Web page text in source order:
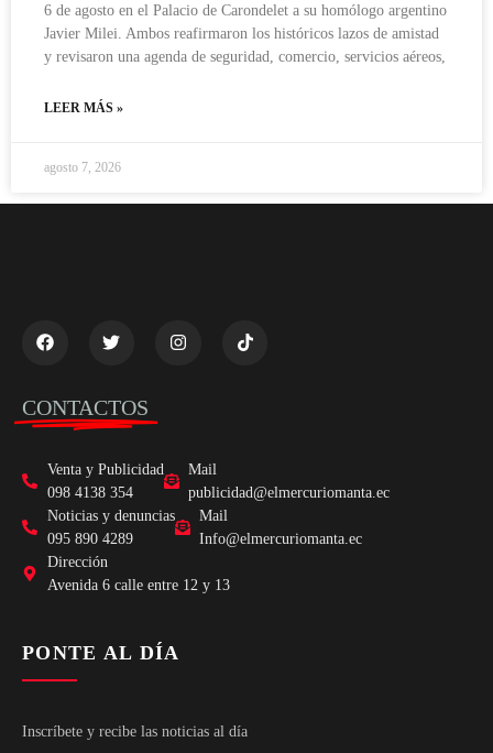
6 de agosto en el Palacio de Carondelet a su homólogo argentino
Javier Milei. Ambos reafirmaron los históricos lazos de amistad
y revisaron una agenda de seguridad, comercio, servicios aéreos,
LEER MÁS »
agosto 7, 2026
CONTACTOS
Venta y Publicidad
098 4138 354
Mail
publicidad@elmercuriomanta.ec
Noticias y denuncias
095 890 4289
Mail
Info@elmercuriomanta.ec
Dirección
Avenida 6 calle entre 12 y 13
PONTE AL DÍA
Inscríbete y recibe las noticias al día